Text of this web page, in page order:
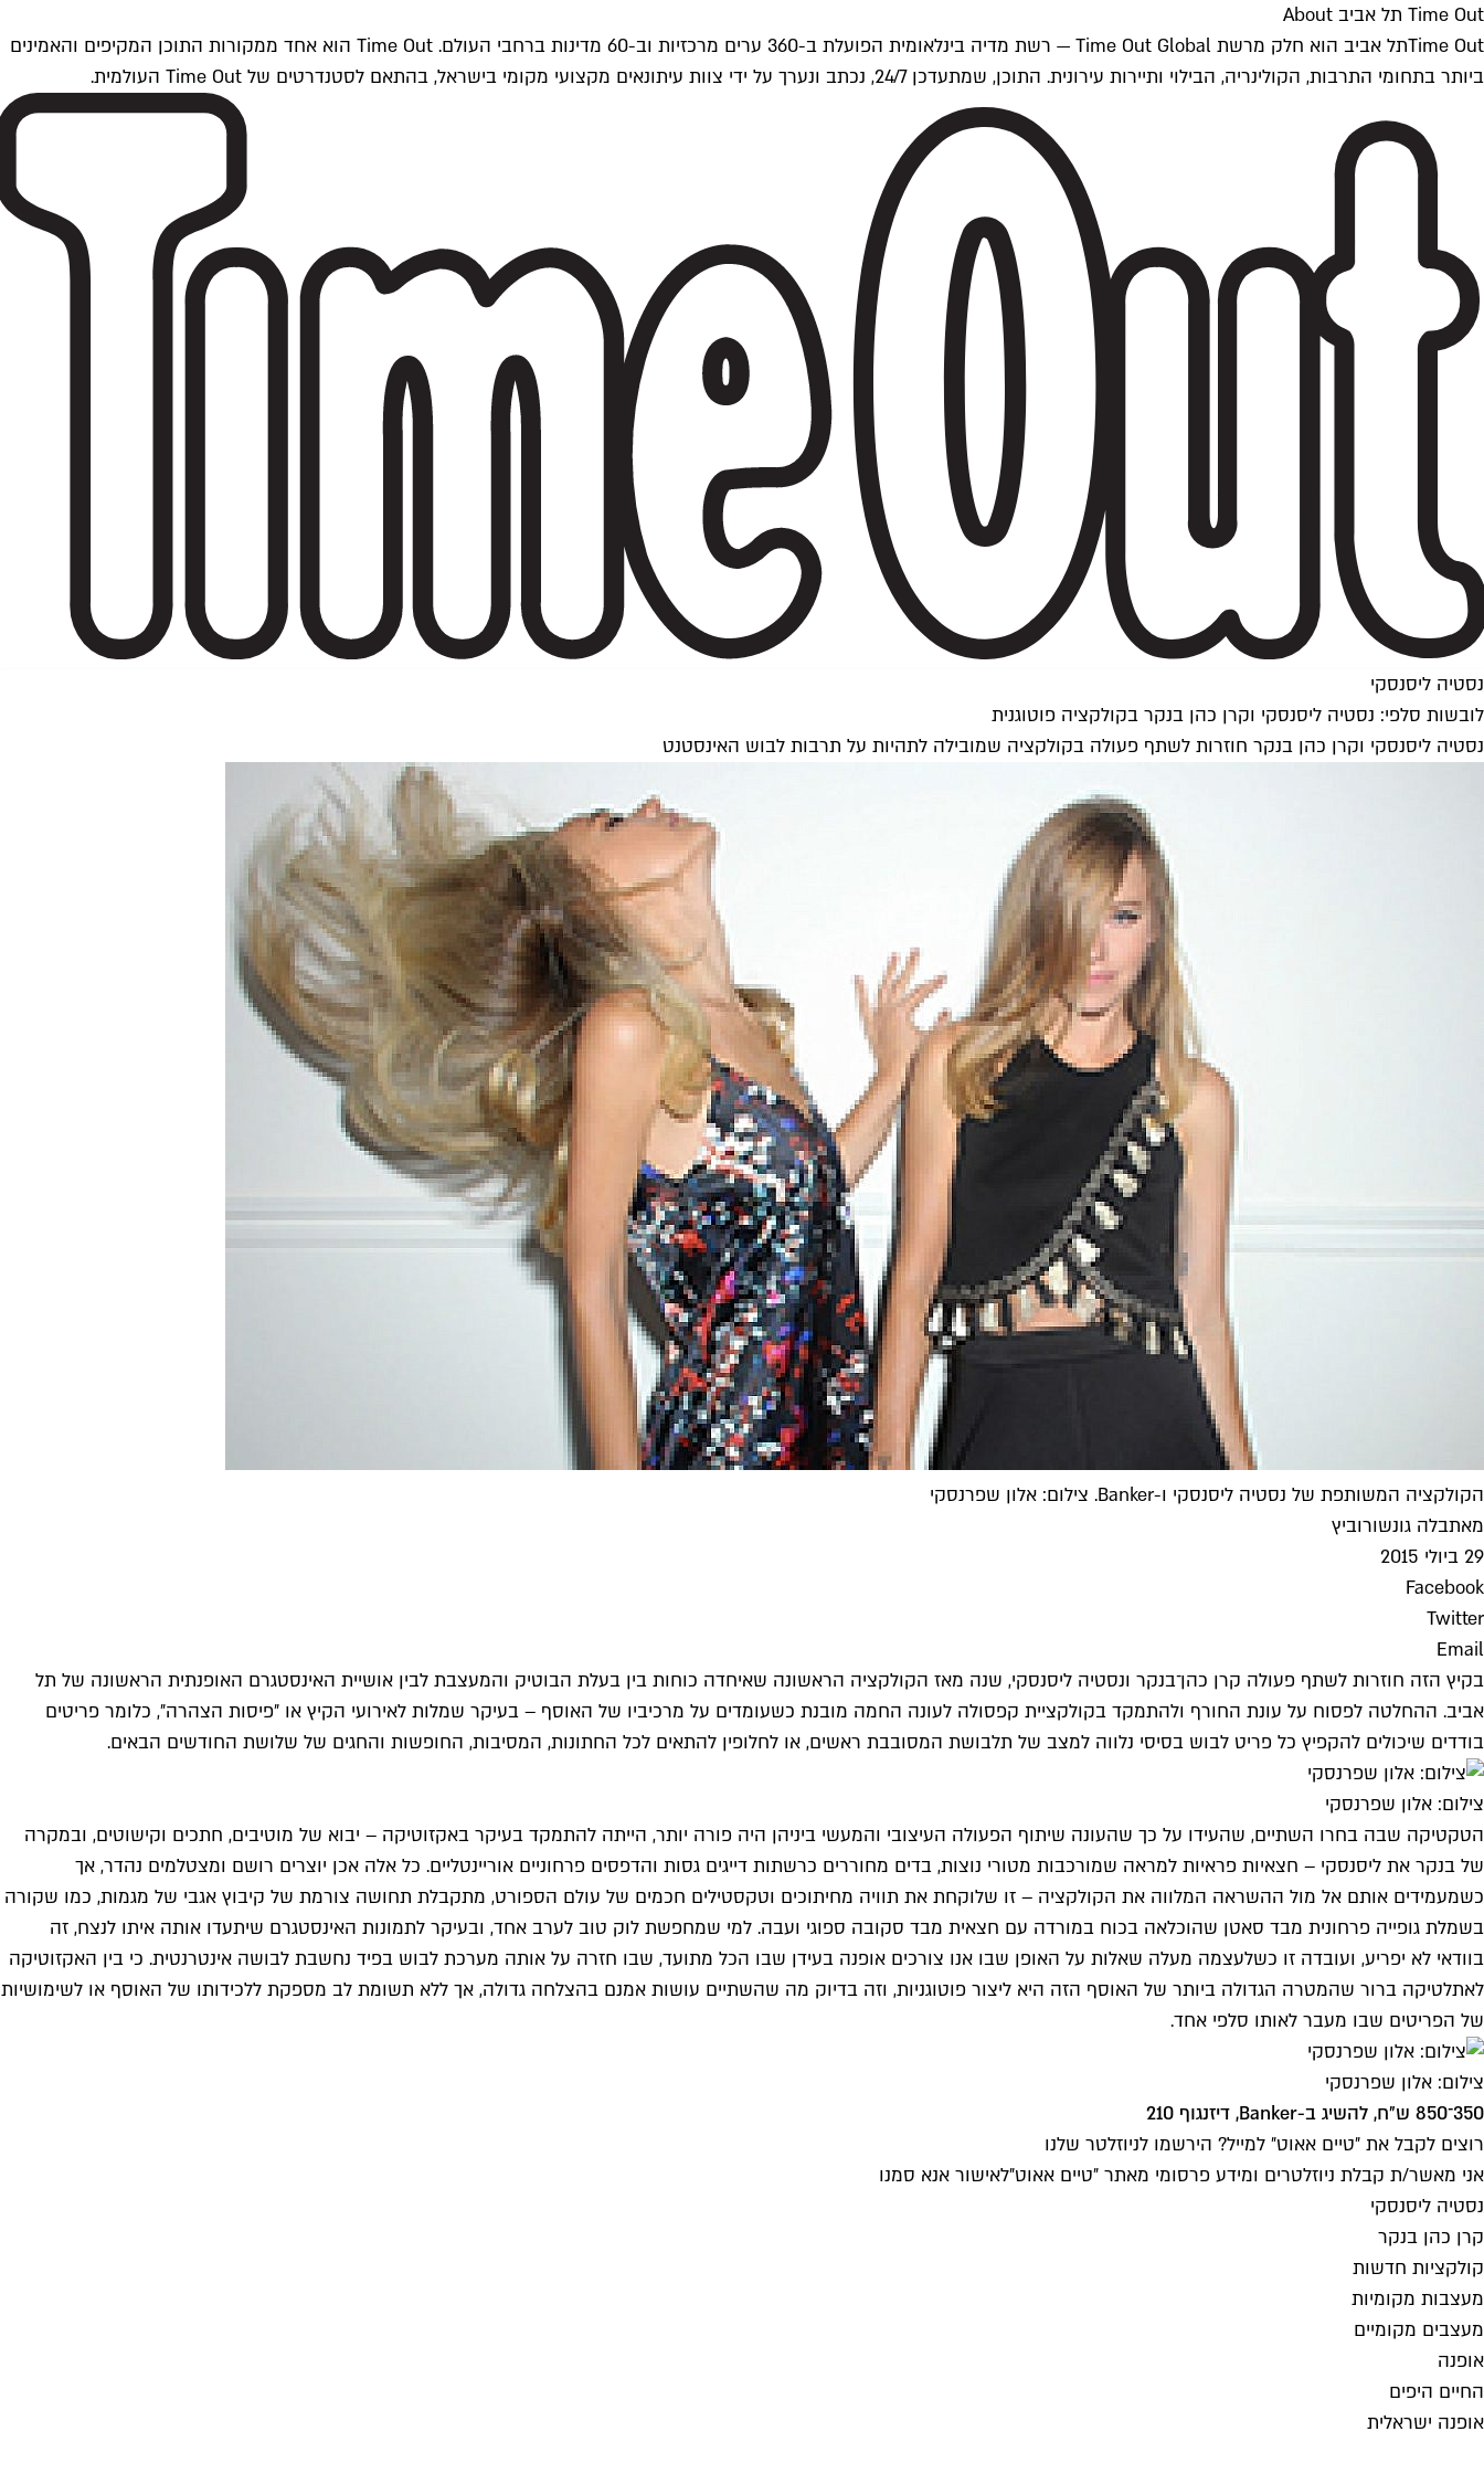
Time Out תל אביב About
Time Outתל אביב הוא חלק מרשת Time Out Global — רשת מדיה בינלאומית הפועלת ב-360 ערים מרכזיות וב-60 מדינות ברחבי העולם. Time Out הוא אחד ממקורות התוכן המקיפים והאמינים
ביותר בתחומי התרבות, הקולינריה, הבילוי ותיירות עירונית. התוכן, שמתעדכן 24/7, נכתב ונערך על ידי צוות עיתונאים מקצועי מקומי בישראל, בהתאם לסטנדרטים של Time Out העולמית.
נסטיה ליסנסקי
לובשות סלפי: נסטיה ליסנסקי וקרן כהן בנקר בקולקציה פוטוגנית
נסטיה ליסנסקי וקרן כהן בנקר חוזרות לשתף פעולה בקולקציה שמובילה לתהיות על תרבות לבוש האינסטנט
הקולקציה המשותפת של נסטיה ליסנסקי ו-Banker. צילום: אלון שפרנסקי
מאתבלה גונשורוביץ
29 ביולי 2015
Facebook
Twitter
Email
בקיץ הזה חוזרות לשתף פעולה קרן כהן־בנקר ונסטיה ליסנסקי, שנה מאז הקולקציה הראשונה שאיחדה כוחות בין בעלת הבוטיק והמעצבת לבין אושיית האינסטגרם האופנתית הראשונה של תל
אביב. ההחלטה לפסוח על עונת החורף ולהתמקד בקולקציית קפסולה לעונה החמה מובנת כשעומדים על מרכיביו של האוסף – בעיקר שמלות לאירועי הקיץ או ״פיסות הצהרה״, כלומר פריטים
בודדים שיכולים להקפיץ כל פריט לבוש בסיסי נלווה למצב של תלבושת המסובבת ראשים, או לחלופין להתאים לכל החתונות, המסיבות, החופשות והחגים של שלושת החודשים הבאים.
צילום: אלון שפרנסקי
הטקטיקה שבה בחרו השתיים, שהעידו על כך שהעונה שיתוף הפעולה העיצובי והמעשי ביניהן היה פורה יותר, הייתה להתמקד בעיקר באקזוטיקה – יבוא של מוטיבים, חתכים וקישוטים, ובמקרה
של בנקר את ליסנסקי – חצאיות פראיות למראה שמורכבות מטורי נוצות, בדים מחוררים כרשתות דייגים גסות והדפסים פרחוניים אוריינטליים. כל אלה אכן יוצרים רושם ומצטלמים נהדר, אך
כשמעמידים אותם אל מול ההשראה המלווה את הקולקציה – זו שלוקחת את תוויה מחיתוכים וטקסטילים חכמים של עולם הספורט, מתקבלת תחושה צורמת של קיבוץ אגבי של מגמות, כמו שקורה
בשמלת גופייה פרחונית מבד סאטן שהוכלאה בכוח במורדה עם חצאית מבד סקובה ספוגי ועבה. למי שמחפשת לוק טוב לערב אחד, ובעיקר לתמונות האינסטגרם שיתעדו אותה איתו לנצח, זה
בוודאי לא יפריע, ועובדה זו כשלעצמה מעלה שאלות על האופן שבו אנו צורכים אופנה בעידן שבו הכל מתועד, שבו חזרה על אותה מערכת לבוש בפיד נחשבת לבושה אינטרנטית. כי בין האקזוטיקה
לאתלטיקה ברור שהמטרה הגדולה ביותר של האוסף הזה היא ליצור פוטוגניות, וזה בדיוק מה שהשתיים עושות אמנם בהצלחה גדולה, אך ללא תשומת לב מספקת ללכידותו של האוסף או לשימושיות
של הפריטים שבו מעבר לאותו סלפי אחד.
צילום: אלון שפרנסקי
350־850 ש״ח, להשיג ב-Banker, דיזנגוף 210
רוצים לקבל את ״טיים אאוט״ למייל? הירשמו לניוזלטר שלנו
אני מאשר/ת קבלת ניוזלטרים ומידע פרסומי מאתר ״טיים אאוט״לאישור אנא סמנו
נסטיה ליסנסקי
קרן כהן בנקר
קולקציות חדשות
מעצבות מקומיות
מעצבים מקומיים
אופנה
החיים היפים
אופנה ישראלית